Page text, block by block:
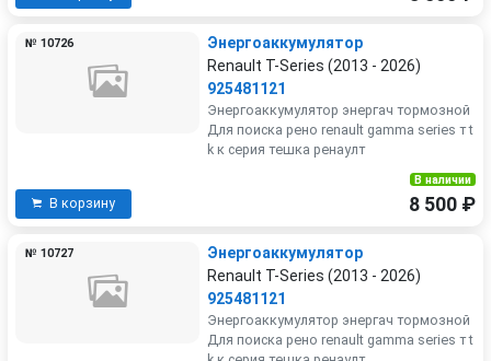
№ 10726
Энергоаккумулятор
Renault T-Series (2013 - 2026)
925481121
Энергоаккумулятор энергач тормозной
Для поиска рено renault gamma series т t
k к серия тешка ренаулт
В корзину
В наличии
8 500 ₽
№ 10727
Энергоаккумулятор
Renault T-Series (2013 - 2026)
925481121
Энергоаккумулятор энергач тормозной
Для поиска рено renault gamma series т t